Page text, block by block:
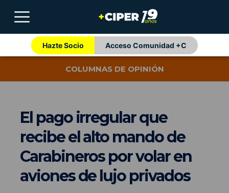
Hazte Socio Acceso Comunidad +C
COLUMNAS DE OPINIÓN
El pago irregular que
recibe el alto mando de
Carabineros por volar en
aviones de lujo privados